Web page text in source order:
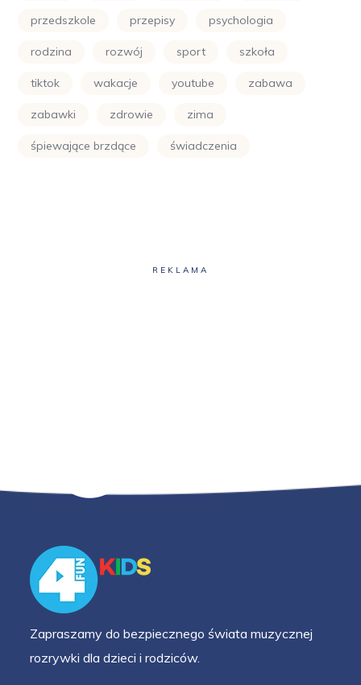
przedszkole przepisy psychologia
rodzina rozwój sport szkoła
tiktok wakacje youtube zabawa
zabawki zdrowie zima
śpiewające brzdące świadczenia
REKLAMA
Zapraszamy do bezpiecznego świata muzycznej
rozrywki dla dzieci i rodziców.